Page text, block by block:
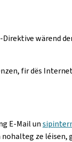
wärend
fir dës
E-Mail un
ze